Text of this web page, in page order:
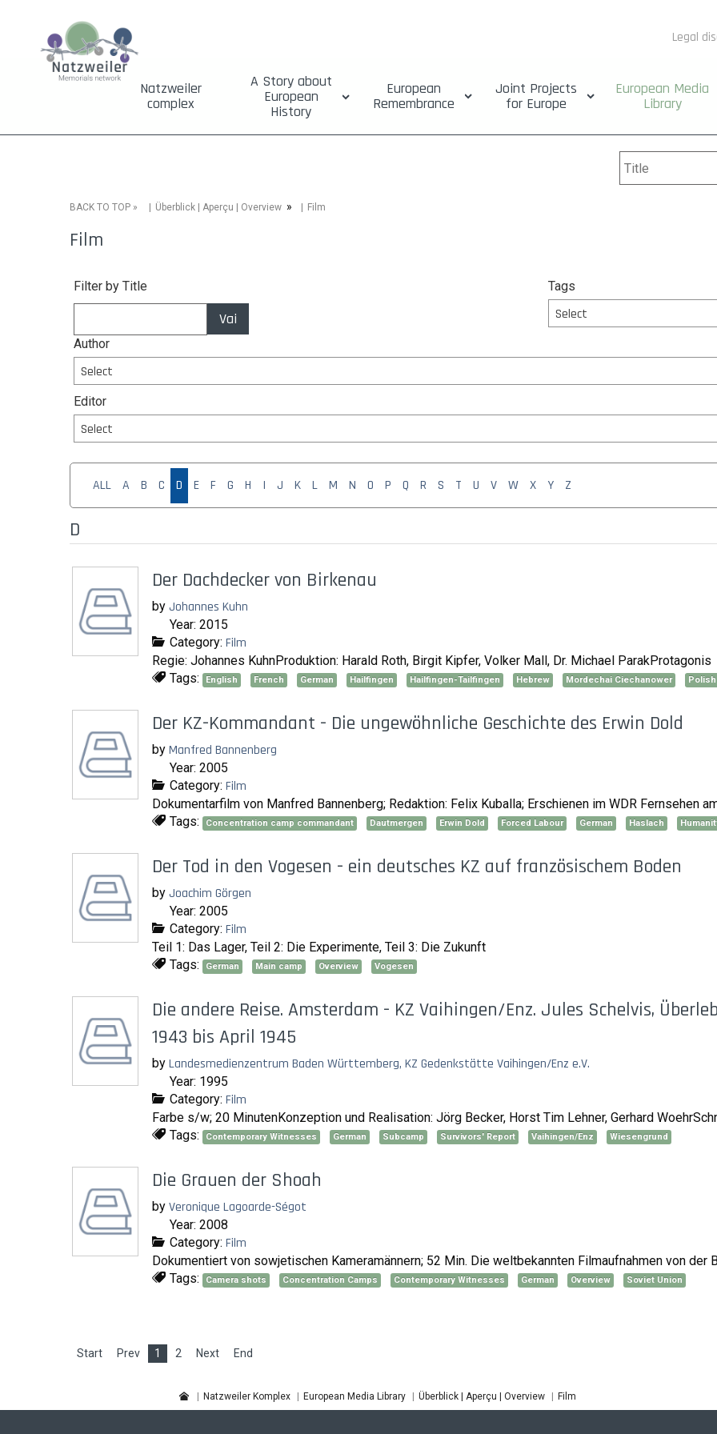
Legal
Natzweiler
complex
A Story about
European
History
European
Remembrance
Joint Projects
for Europe
European Media
Library
BACK TO TOP » Überblick | Aperçu | Overview » Film
Film
Filter by Title
Vai
Tags
Select
Author
Select
Editor
Select
ALL A B C D E F G H I J K L M N O P Q R S T U V W X Y Z
D
Der Dachdecker von Birkenau
by Johannes Kuhn
Year: 2015
Category: Film
Regie: Johannes KuhnProduktion: Harald Roth, Birgit Kipfer, Volker Mall, Dr. Michael ParakProtagonis
Tags:
English French German Hailfingen Hailfingen-Tailfingen Hebrew Mordechai Ciechanower Polish
Der KZ-Kommandant - Die ungewöhnliche Geschichte des Erwin Dold
by Manfred Bannenberg
Year: 2005
Category: Film
Dokumentarfilm von Manfred Bannenberg; Redaktion: Felix Kuballa; Erschienen im WDR Fernsehen
Tags:
Concentration camp commandant Dautmergen Erwin Dold Forced Labour German Haslach
Der Tod in den Vogesen - ein deutsches KZ auf französischem Boden
by Joachim Görgen
Year: 2005
Category: Film
Teil 1: Das Lager, Teil 2: Die Experimente, Teil 3: Die Zukunft
Tags:
German Main camp Overview Vogesen
Die andere Reise. Amsterdam - KZ Vaihingen/Enz. Jules Schelvis,
1943 bis April 1945
by Landesmedienzentrum Baden Württemberg, KZ Gedenkstätte Vaihingen/Enz e.V.
Year: 1995
Category: Film
Farbe s/w; 20 MinutenKonzeption und Realisation: Jörg Becker, Horst Tim Lehner, Gerhard
Tags:
Contemporary Witnesses German Subcamp Survivors' Report Vaihingen/Enz Wiesengrund
Die Grauen der Shoah
by Veronique Lagoarde-Ségot
Year: 2008
Category: Film
Dokumentiert von sowjetischen Kameramännern; 52 Min. Die weltbekannten Filmaufnahmen von der
Tags:
Camera shots Concentration Camps Contemporary Witnesses German Overview Soviet Union
Start Prev 1 2 Next End
Natzweiler Komplex European Media Library Überblick | Aperçu | Overview Film